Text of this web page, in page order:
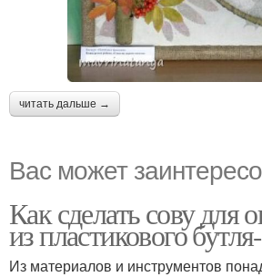
читать дальше →
Вас может
Как сделать сову для
из пластикового
Из материалов и инструментов